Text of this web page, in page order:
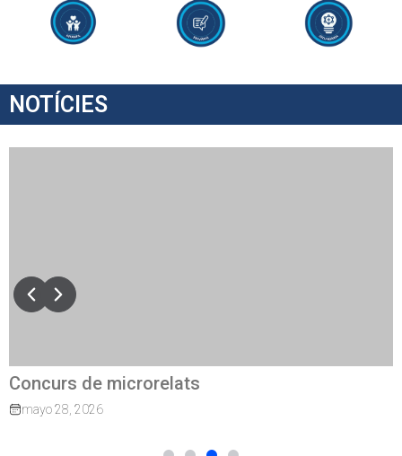
NOTÍCIES
Concurs de microrelats
mayo 28, 2026